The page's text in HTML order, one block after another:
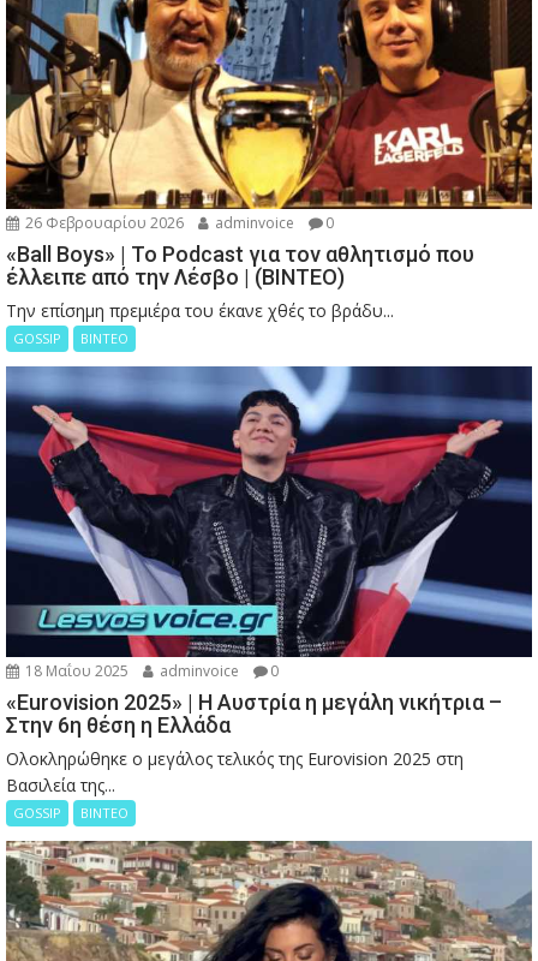
26 Φεβρουαρίου 2026 adminvoice 0
«Ball Boys» | Το Podcast για τον αθλητισμό που
έλλειπε από την Λέσβο | (ΒΙΝΤΕΟ)
Την επίσημη πρεμιέρα του έκανε χθές το βράδυ...
GOSSIP ΒΙΝΤΕΟ
18 Μαΐου 2025 adminvoice 0
«Eurovision 2025» | Η Αυστρία η μεγάλη νικήτρια –
Στην 6η θέση η Ελλάδα
Ολοκληρώθηκε ο μεγάλος τελικός της Eurovision 2025 στη
Βασιλεία της...
GOSSIP ΒΙΝΤΕΟ